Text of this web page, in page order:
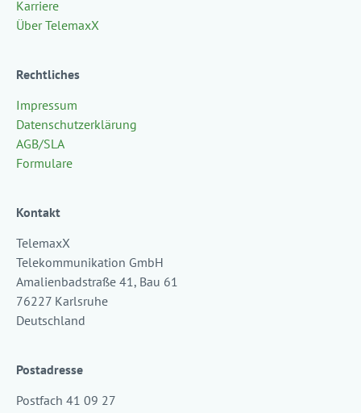
Karriere
Über TelemaxX
Rechtliches
Impressum
Datenschutzerklärung
AGB/SLA
Formulare
Kontakt
TelemaxX
Telekommunikation GmbH
Amalienbadstraße 41, Bau 61
76227 Karlsruhe
Deutschland
Postadresse
Postfach 41 09 27